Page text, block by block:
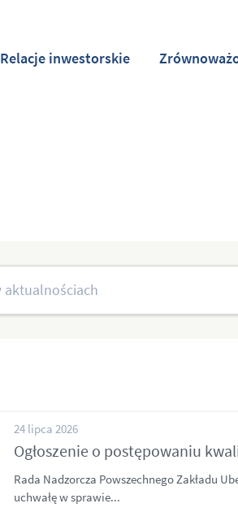
Relacje inwestorskie
24 lipca 2026
Ogłoszenie o postępowaniu
Rada Nadzorcza Powszechnego Zakładu
uchwałę w sprawie...